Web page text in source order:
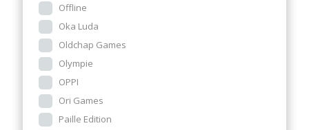
Offline
Oka Luda
Oldchap Games
Olympie
OPPI
Ori Games
Paille Edition